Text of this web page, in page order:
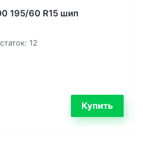
195/60 R15 шип
12